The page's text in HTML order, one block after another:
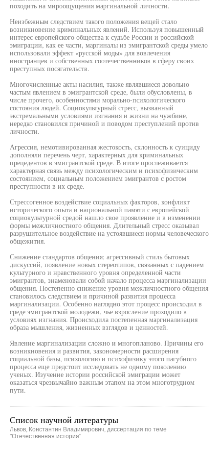
походить на мироощущения маргинальной личности.
Неизбежным следствием такого положения вещей стало
возникновение криминальных явлений. Используя повышенный
интерес европейского общества к судьбе России и российской
эмиграции, как ее части, маргиналы из эмигрантской среды умело
использовали эффект «русской моды» для вовлечения
иностранцев и собственных соотечественников в сферу своих
преступных посягательств.
Многочисленные акты насилия, также являвшиеся довольно
частым явлением в эмигрантской среде, были обусловлены, в
числе прочего, особенностями морально-психологического
состояния людей. Социокультурный стресс, вызванный
экстремальными условиями изгнания и жизни на чужбине,
нередко становился причиной и поводом преступлений против
личности.
Агрессия, немотивированная жестокость, склонность к суициду
дополняли перечень черт, характерных для криминальных
прецедентов в эмигрантской среде. В итоге прослеживается
характерная связь между психологическим и психофизическим
состоянием, социальным положением эмигрантов с ростом
преступности в их среде.
Стрессогенное воздействие социальных факторов, конфликт
исторического опыта и национальной памяти с европейской
социокультурной средой нашло свое проявление и в изменении
формы межличностного общения. Длительный стресс оказывал
разрушительное воздействие на устоявшиеся нормы человеческого
общежития.
Снижение стандартов общения; агрессивный стиль бытовых
дискуссий, появление новых стереотипов, связанных с падением
культурного и нравственного уровня определенной части
эмигрантов, знаменовали собой начало процесса маргинализации
общения. Постепенно снижение уровня межличностного общения
становилось следствием и причиной развития процесса
маргинализации. Особенно наглядно этот процесс происходил в
среде эмигрантской молодежи, чье взросление проходило в
условиях изгнания. Происходила постепенная маргинализация
образа мышления, жизненных взглядов и ценностей.
Явление маргинализации сложно и многопланово. Причины его
возникновения и развития, закономерности расширения
социальной базы, психологию и психофизику этого пагубного
процесса еще предстоит исследовать не одному поколению
ученых. Изучение истории российской эмиграции может
оказаться чрезвычайно важным этапом на этом многотрудном
пути.
Список научной литературы
Львов, Константин Владимирович, диссертация по теме
"Отечественная история"